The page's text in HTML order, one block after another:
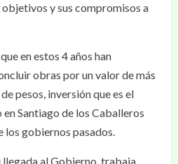
y sus compromisos a
en estos 4 años han
obras por un valor de más
pesos, inversión que es el
Santiago de los Caballeros
los gobiernos pasados.
al Gobierno, trabaja